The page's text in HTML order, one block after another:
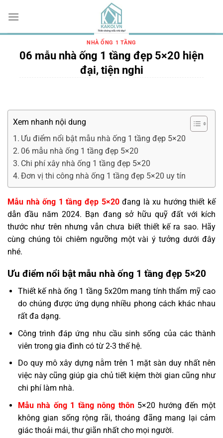
đến
nội
NHÀ ỐNG 1 TẦNG
06 mẫu nhà ống 1 tầng đẹp 5×20 hiện
đại, tiện nghi
Xem nhanh nội dung
Ưu điểm nổi bật mẫu nhà ống 1 tầng đẹp 5×20
06 mẫu nhà ống 1 tầng đẹp 5×20
Chi phí xây nhà ống 1 tầng đẹp 5×20
Đơn vị thi công nhà ống 1 tầng đẹp 5×20 uy tín
Mẫu nhà ống 1 tầng đẹp 5×20đang là xu hướng thiết kế
dẫn đầu năm 2024. Bạn đang sở hữu quỹ đất với kích
thước như trên nhưng vẫn chưa biết thiết kế ra sao. Hãy
cùng chúng tôi chiêm ngưỡng một vài ý tưởng dưới đây
nhé.
Ưu điểm nổi bật mẫu nhà ống 1 tầng đẹp 5×20
Thiết kế nhà ống 1 tầng 5x20m mang tính thẩm mỹ cao
do chúng được ứng dụng nhiều phong cách khác nhau
rất đa dạng.
Công trình đáp ứng nhu cầu sinh sống của các thành
viên trong gia đình có từ 2-3 thế hệ.
Do quy mô xây dựng nằm trên 1 mặt sàn duy nhất nên
việc này cũng giúp gia chủ tiết kiệm thời gian cũng như
chi phí làm nhà.
Mẫu nhà ống 1 tầng nông thôn5×20 hướng đến một
không gian sống rộng rãi, thoáng đãng mang lại cảm
giác thoải mái, thư giãn nhất cho mọi người.